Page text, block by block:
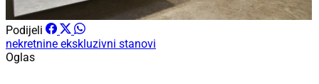
Podijeli
nekretnine ekskluzivni stanovi
Oglas